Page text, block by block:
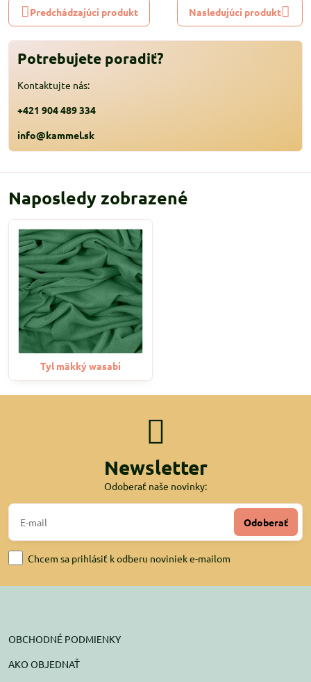
Predchádzajúci produkt Nasledujúci produkt
Potrebujete poradiť?
Kontaktujte nás:
+421 904 489 334
info@kammel.sk
Naposledy zobrazené
Tyl mäkký wasabi
Newsletter
Odoberať naše novinky:
Odoberať
Chcem sa prihlásiť k odberu noviniek e-mailom
OBCHODNÉ PODMIENKY
AKO OBJEDNAŤ